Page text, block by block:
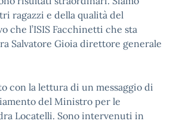
ragazzi e della qualità del
che l’ISIS Facchinetti che sta
Salvatore Gioia direttore generale
con la lettura di un messaggio di
del Ministro per le
Locatelli. Sono intervenuti in